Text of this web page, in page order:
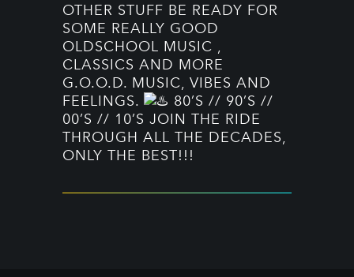
OTHER STUFF BE READY FOR
SOME REALLY GOOD
OLDSCHOOL MUSIC ,
CLASSICS AND MORE
G.O.O.D. MUSIC, VIBES AND
FEELINGS.
80’S // 90’S //
00’S // 10’S JOIN THE RIDE
THROUGH ALL THE DECADES,
ONLY THE BEST!!!